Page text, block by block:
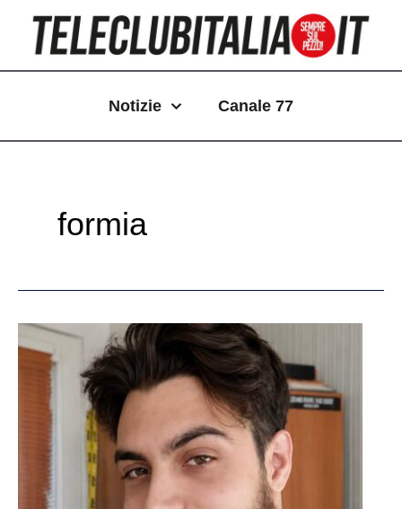
contenuto
Notizie Canale 77
formia
Incidente
mortale
Andrea
muore
grave
articoli